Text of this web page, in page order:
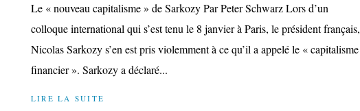
Le « nouveau capitalisme » de Sarkozy Par Peter Schwarz Lors d’un
colloque international qui s’est tenu le 8 janvier à Paris, le président français,
Nicolas Sarkozy s’en est pris violemment à ce qu’il a appelé le « capitalisme
financier ». Sarkozy a déclaré...
LIRE LA SUITE